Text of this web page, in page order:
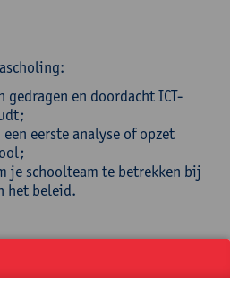
gedragen en doordacht ICT-
eerste analyse of opzet
je schoolteam te betrekken bij
het beleid.
beleidsondersteuners,